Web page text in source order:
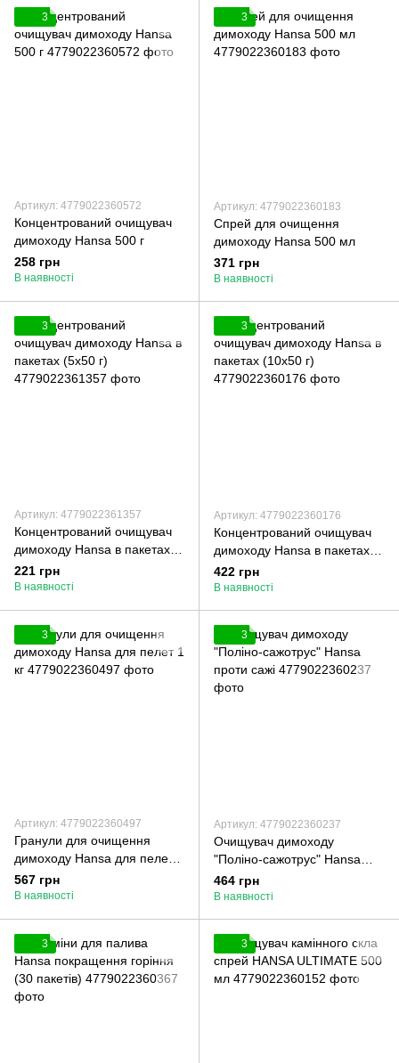
3
Артикул: 4779022360572
Концентрований очищувач
димоходу Hansa 500 г
258 грн
В наявності
3
Артикул: 4779022360183
Спрей для очищення
димоходу Hansa 500 мл
371 грн
В наявності
3
Артикул: 4779022361357
Концентрований очищувач
димоходу Hansa в пакетах
(5х50 г)
221 грн
В наявності
3
Артикул: 4779022360176
Концентрований очищувач
димоходу Hansa в пакетах
(10х50 г)
422 грн
В наявності
3
Артикул: 4779022360497
Гранули для очищення
димоходу Hansa для пелет 1
кг
567 грн
В наявності
3
Артикул: 4779022360237
Очищувач димоходу
"Поліно-сажотрус" Hansa
проти сажі
464 грн
В наявності
3 3